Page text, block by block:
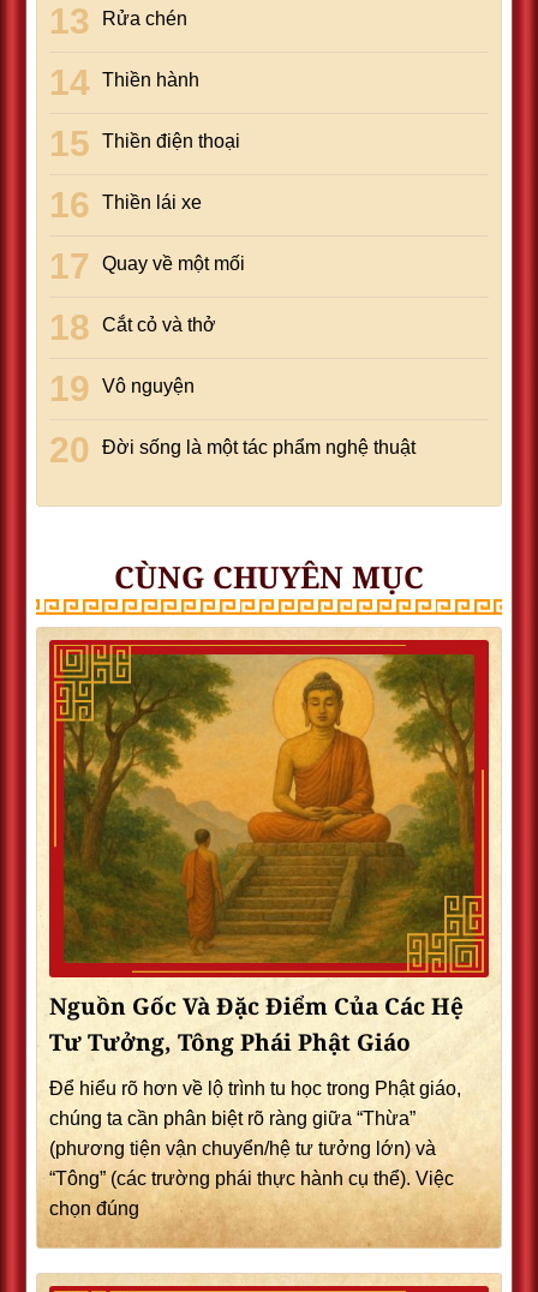
Rửa chén
Thiền hành
Thiền điện thoại
Thiền lái xe
Quay về một mối
Cắt cỏ và thở
Vô nguyện
Đời sống là một tác phẩm nghệ thuật
CÙNG CHUYÊN MỤC
Nguồn Gốc Và Đặc Điểm Của Các Hệ
Tư Tưởng, Tông Phái Phật Giáo
Để hiểu rõ hơn về lộ trình tu học trong Phật giáo,
chúng ta cần phân biệt rõ ràng giữa “Thừa”
(phương tiện vận chuyển/hệ tư tưởng lớn) và
“Tông” (các trường phái thực hành cụ thể). Việc
chọn đúng